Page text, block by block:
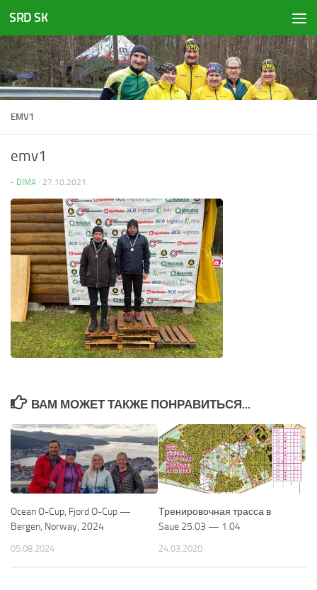
Перейти к содержимому
SRD SK
EMV1
emv1
- DIMA · 27.10.2021
ВАМ МОЖЕТ ТАКЖЕ ПОНРАВИТЬСЯ...
Ocean O-Cup, Fjord O-Cup —
Bergen, Norway, 2024
05.08.2024
Тренировочная трасса в
Saue 25.03 — 1.04
24.03.2020